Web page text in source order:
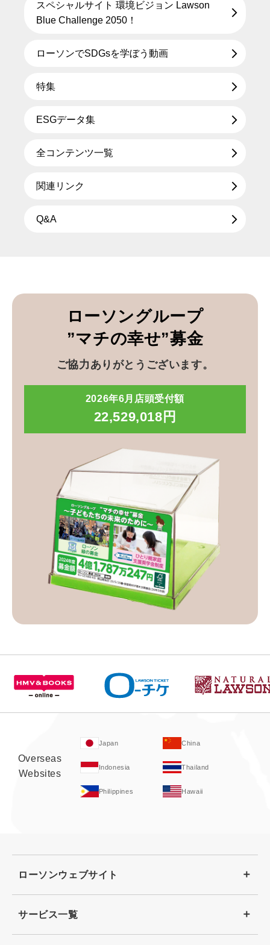
スペシャルサイト 環境ビジョン Lawson
Blue Challenge 2050！
ローソンでSDGsを学ぼう動画
特集
ESGデータ集
全コンテンツ一覧
関連リンク
Q&A
ローソングループ
”マチの幸せ”募金
ご協力ありがとうございます。
2026年6月店頭受付額
22,529,018円
Overseas
Websites
Japan China
Indonesia Thailand
Philippines Hawaii
ローソンウェブサイト
サービス一覧